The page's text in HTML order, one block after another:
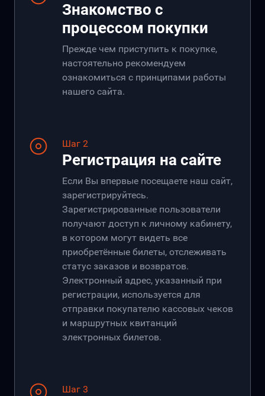
Знакомство с
процессом покупки
Прежде чем приступить к покупке,
настоятельно рекомендуем
ознакомиться с принципами работы
нашего сайта.
Шаг 2
Регистрация на сайте
Если Вы впервые посещаете наш сайт,
зарегистрируйтесь.
Зарегистрированные пользователи
получают доступ к личному кабинету,
в котором могут видеть все
приобретённые билеты, отслеживать
статус заказов и возвратов.
Электронный адрес, указанный при
регистрации, используется для
отправки покупателю кассовых чеков
и маршрутных квитанций
электронных билетов.
Шаг 3